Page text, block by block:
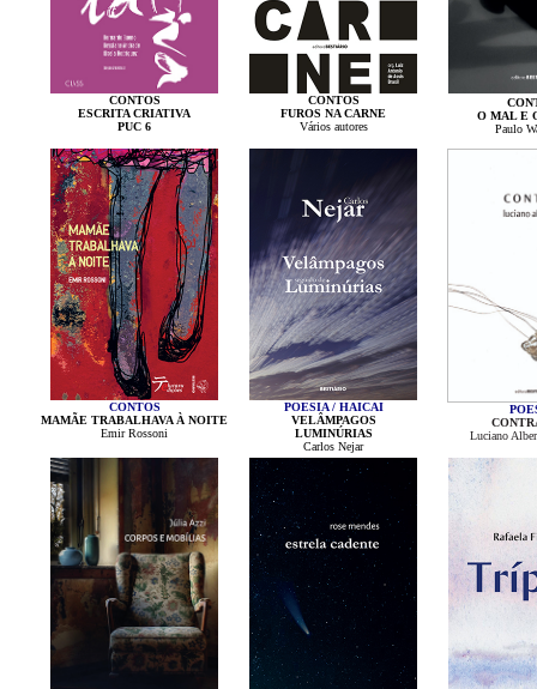
CONTOS
ESCRITA CRIATIVA
PUC 6
CONTOS
FUROS NA CARNE
Vários autores
O MAL E
Paulo
CONTOS
MAMÃE TRABALHAVA À NOITE
Emir Rossoni
POESIA / HAICAI
VELÂMPAGOS
LUMINÚRIAS
Carlos Nejar
Luciano